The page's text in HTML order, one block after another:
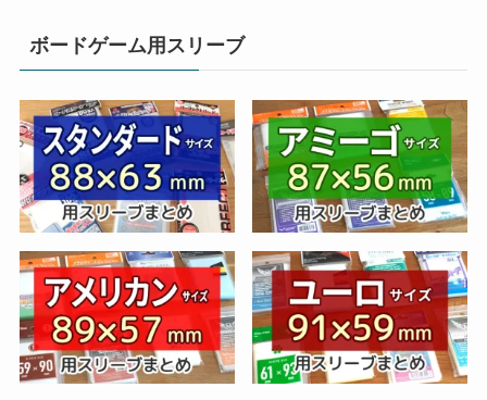
ボードゲーム用スリーブ